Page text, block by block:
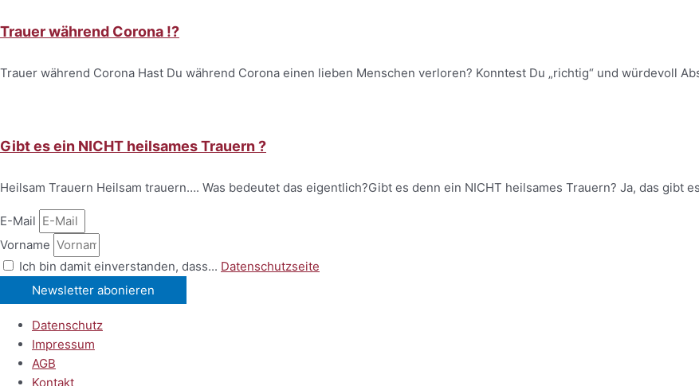
Trauer während Corona !?
Trauer während Corona Hast Du während Corona einen lieben Menschen verloren? Konntest Du „richtig“ und würdevoll
Gibt es ein NICHT heilsames Trauern ?
Heilsam Trauern Heilsam trauern…. Was bedeutet das eigentlich?Gibt es denn ein NICHT heilsames Trauern? Ja, das gibt
E-Mail
Vorname
Ich bin damit einverstanden, dass... Datenschutzseite
Newsletter abonieren
Datenschutz
Impressum
AGB
Kontakt